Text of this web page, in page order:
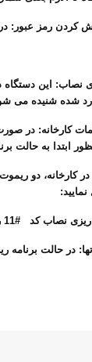
در حالت برنامه ریزی دستور
شده شنیده می
کارخانه: در
ریزی نصاب بروید سپس کد #2 راوارد کنید.
در کارخانه، دو
را بفشارید، همینطور تا ریموت پنجم #15 را برای معرفی پنجمین ریموت وارد نمایید.
برای اولین ریموت کد ##11 دومین ##12 الی